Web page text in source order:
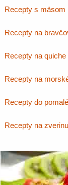
Recepty s mäsom
Recepty na
Recepty na quiche
Recepty na
Recepty do
Recepty na zverinu